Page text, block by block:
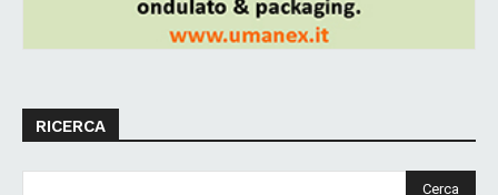
RICERCA